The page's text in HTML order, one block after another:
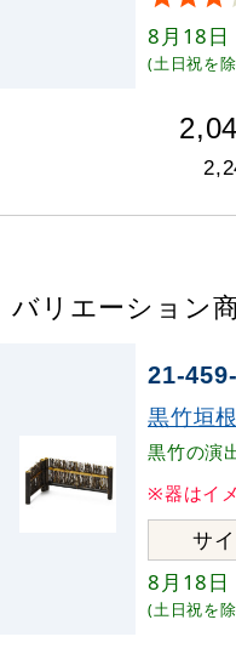
8月18日
(土日祝を
バリエーション
21-
黒竹垣
黒竹の演
※器はイ
サ
8月18日
(土日祝を